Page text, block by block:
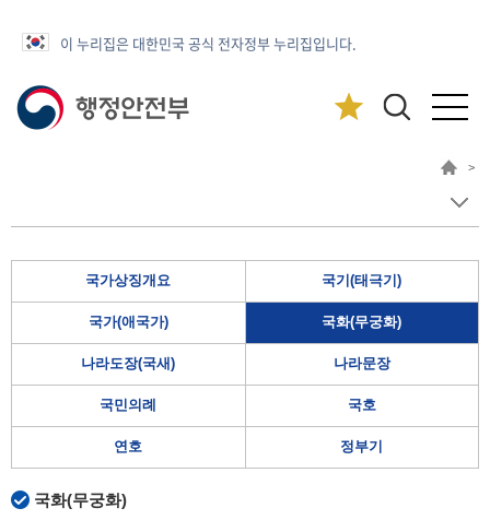
이 누리집은 대한민국 공식 전자정부 누리집입니다.
>
국가상징개요 국기(태극기)
국가(애국가) 국화(무궁화)
나라도장(국새) 나라문장
국민의례 국호
연호 정부기
국화(무궁화)